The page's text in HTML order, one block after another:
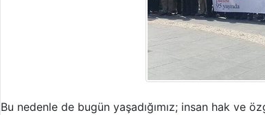
Bu nedenle de bugün yaşadığımız; insan hak ve